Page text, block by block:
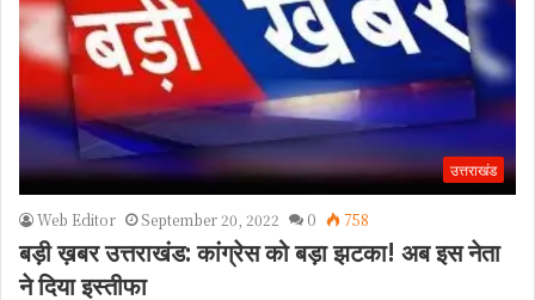
उत्तराखंड
Web Editor September 20, 2022 0 758
बड़ी ख़बर उत्तराखंड: कांग्रेस को बड़ा झटका! अब इस नेता
ने दिया इस्तीफा